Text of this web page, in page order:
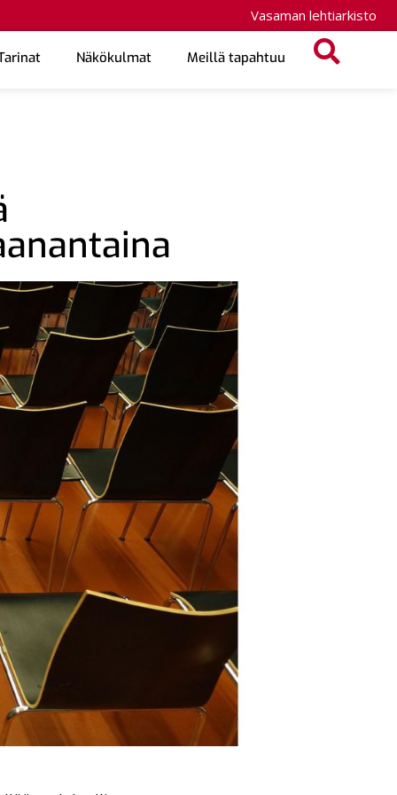
Vasaman lehtiarkisto
Näkökulmat Meillä tapahtuu